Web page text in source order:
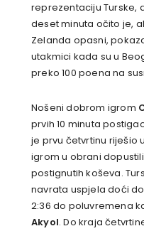
reprezentaciju Turske,
deset minuta očito je,
Zelanda opasni,
utakmici kada su u
preko 100 poena na
Nošeni dobrom igrom
prvih 10 minuta
je prvu četvrtinu riješio
igrom u obrani
postignutih koševa.
navrata uspjela doći
2:36 do poluvremena
Akyol. Do kraja